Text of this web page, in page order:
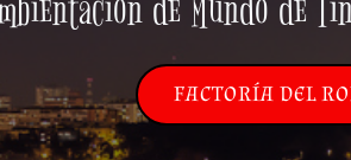
FACTORÍA DEL